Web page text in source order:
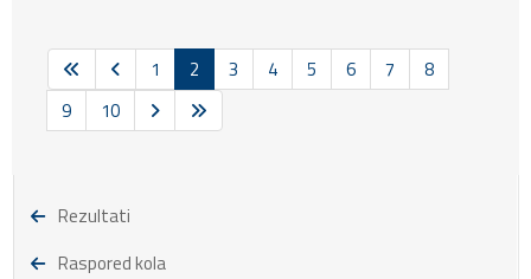
1 2 3 4 5 6 7
8
9
10
Rezultati
Raspored kola